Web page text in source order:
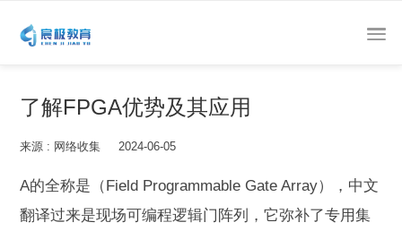
了解FPGA优势及其应用
来源 : 网络收集 2024-06-05
A的全称是（Field Programmable Gate Array），中文
翻译过来是现场可编程逻辑门阵列，它弥补了专用集